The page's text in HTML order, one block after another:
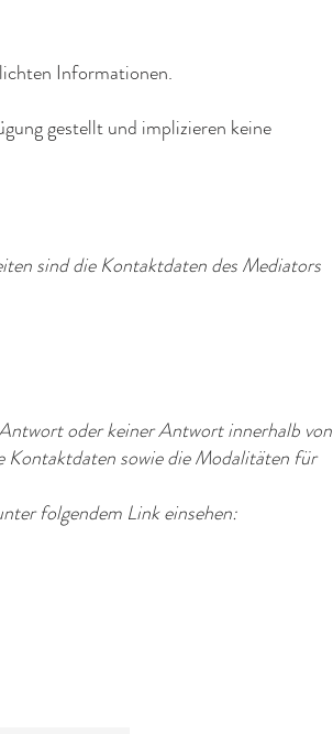
Informationen.
gestellt und implizieren keine
sind die Kontaktdaten des Mediators
oder keiner Antwort innerhalb von
Kontaktdaten sowie die Modalitäten für
folgendem Link einsehen: